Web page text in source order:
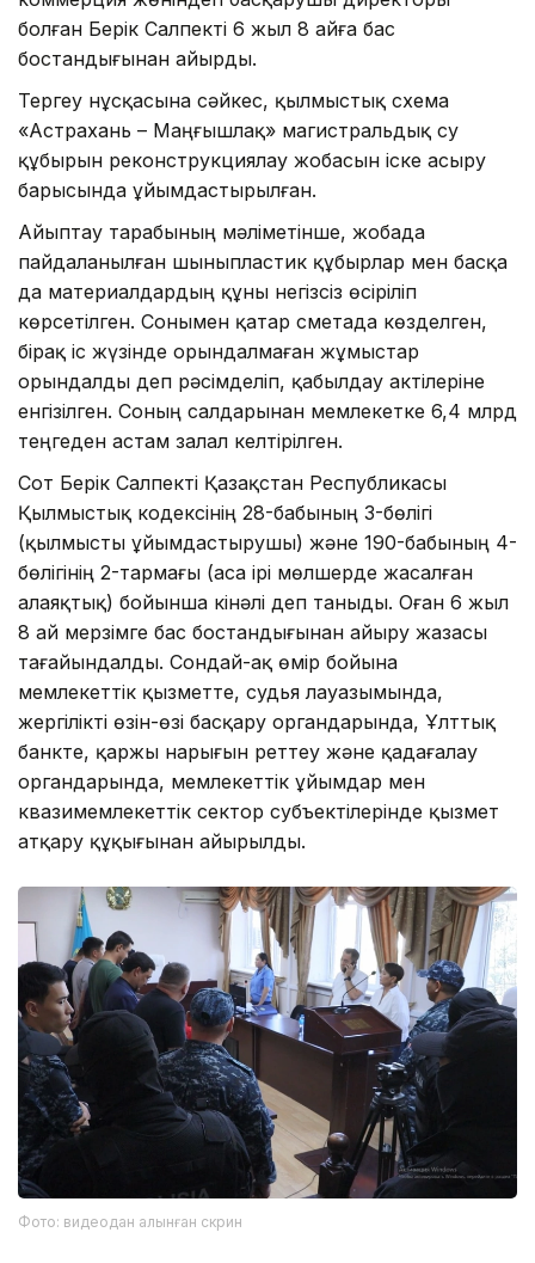
болған Берік Салпекті 6 жыл 8 айға бас
бостандығынан айырды.
Тергеу нұсқасына сәйкес, қылмыстық схема
«Астрахань – Маңғышлақ» магистральдық су
құбырын реконструкциялау жобасын іске асыру
барысында ұйымдастырылған.
Айыптау тарабының мәліметінше, жобада
пайдаланылған шыныпластик құбырлар мен басқа
да материалдардың құны негізсіз өсіріліп
көрсетілген. Сонымен қатар сметада көзделген,
бірақ іс жүзінде орындалмаған жұмыстар
орындалды деп рәсімделіп, қабылдау актілеріне
енгізілген. Соның салдарынан мемлекетке 6,4 млрд
теңгеден астам залал келтірілген.
Сот Берік Салпекті Қазақстан Республикасы
Қылмыстық кодексінің 28-бабының 3-бөлігі
(қылмысты ұйымдастырушы) және 190-бабының 4-
бөлігінің 2-тармағы (аса ірі мөлшерде жасалған
алаяқтық) бойынша кінәлі деп таныды. Оған 6 жыл
8 ай мерзімге бас бостандығынан айыру жазасы
тағайындалды. Сондай-ақ өмір бойына
мемлекеттік қызметте, судья лауазымында,
жергілікті өзін-өзі басқару органдарында, Ұлттық
банкте, қаржы нарығын реттеу және қадағалау
органдарында, мемлекеттік ұйымдар мен
квазимемлекеттік сектор субъектілерінде қызмет
атқару құқығынан айырылды.
Фото: видеодан алынған скрин